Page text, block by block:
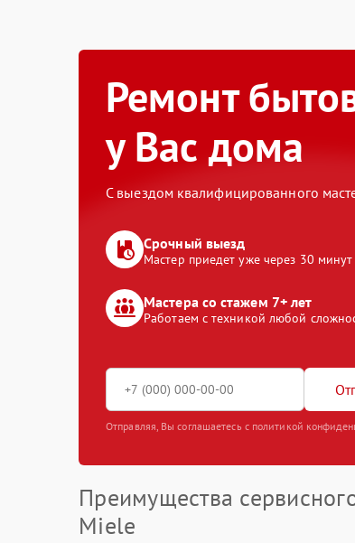
Ремонт
у Вас дома
С выездом квалифицированного
Срочный выезд
Мастер приедет уже через 30 минут
Мастера со стажем 7+ лет
Работаем с техникой любой
Отправляя, Вы соглашаетесь с политикой
Преимущества
Miele